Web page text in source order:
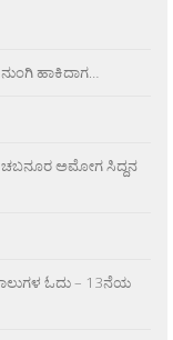
ಹಾಕಿದಾಗ…
ಅಮೋಗ ಸಿದ್ದನ
ಓದು – 13ನೆಯ